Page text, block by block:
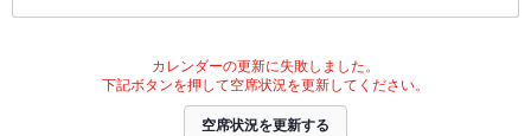
カレンダーの更新に失敗しました。
下記ボタンを押して空席状況を更新してください。
空席状況を更新する